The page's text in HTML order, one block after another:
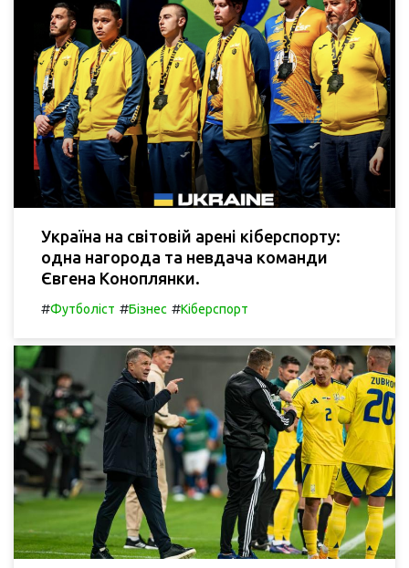
Україна на світовій арені кіберспорту:
одна нагорода та невдача команди
Євгена Коноплянки.
#Футболіст #Бізнес #Кіберспорт